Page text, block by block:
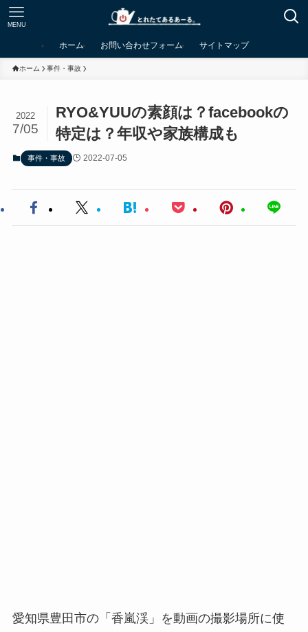
MENU
ホーム お問い合わせフォーム サイトマップ
ホーム 事件・事故
RYO&YUUの素顔は？facebookの
特定は？年収や家族構成も
2022
7/05
事件・事故 2022-07-05
愛知県豊田市の「香嵐渓」を動画の撮影場所に使